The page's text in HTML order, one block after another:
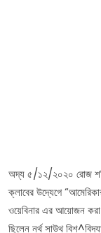
অদ্য ৫/১২/২০২০ রোজ
ক্লাবের উদ্যেগে
ওয়েবিনার এর আয়োজন
ছিলেন নর্থ সাউথ